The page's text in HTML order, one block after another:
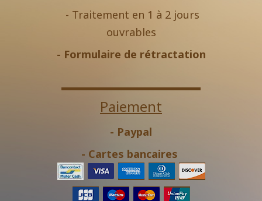
- Traitement en 1 à 2 jours
ouvrables
- Formulaire de rétractation
Paiement
- Paypal
- Cartes bancaires